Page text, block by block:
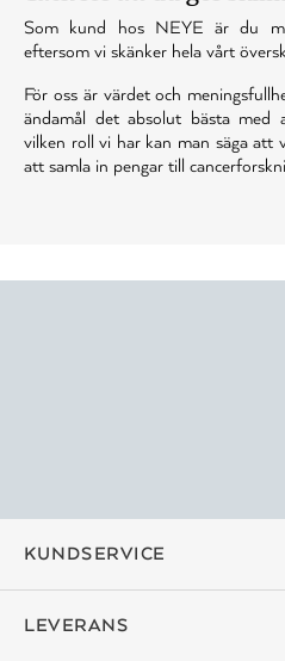
Som kund hos NEYE är du
eftersom vi skänker hela vårt
För oss är värdet och
ändamål det absolut bästa
vilken roll vi har kan man säga att
att samla in pengar till
KUNDSERVICE
LEVERANS